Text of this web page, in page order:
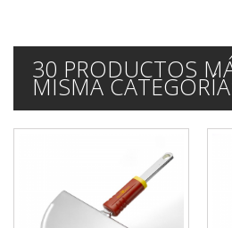
30 PRODUCTOS
MISMA